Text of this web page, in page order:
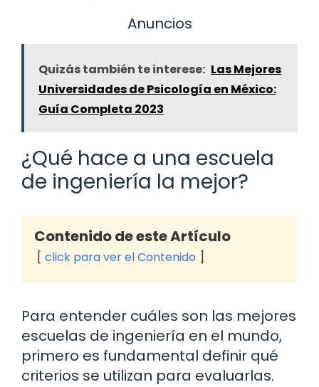
Anuncios
Quizás también te interese: Las Mejores
Universidades de Psicología en México:
Guía Completa 2023
¿Qué hace a una escuela
de ingeniería la mejor?
Contenido de este Artículo
click para ver el Contenido
Para entender cuáles son las mejores
escuelas de ingeniería en el mundo,
primero es fundamental definir qué
criterios se utilizan para evaluarlas.